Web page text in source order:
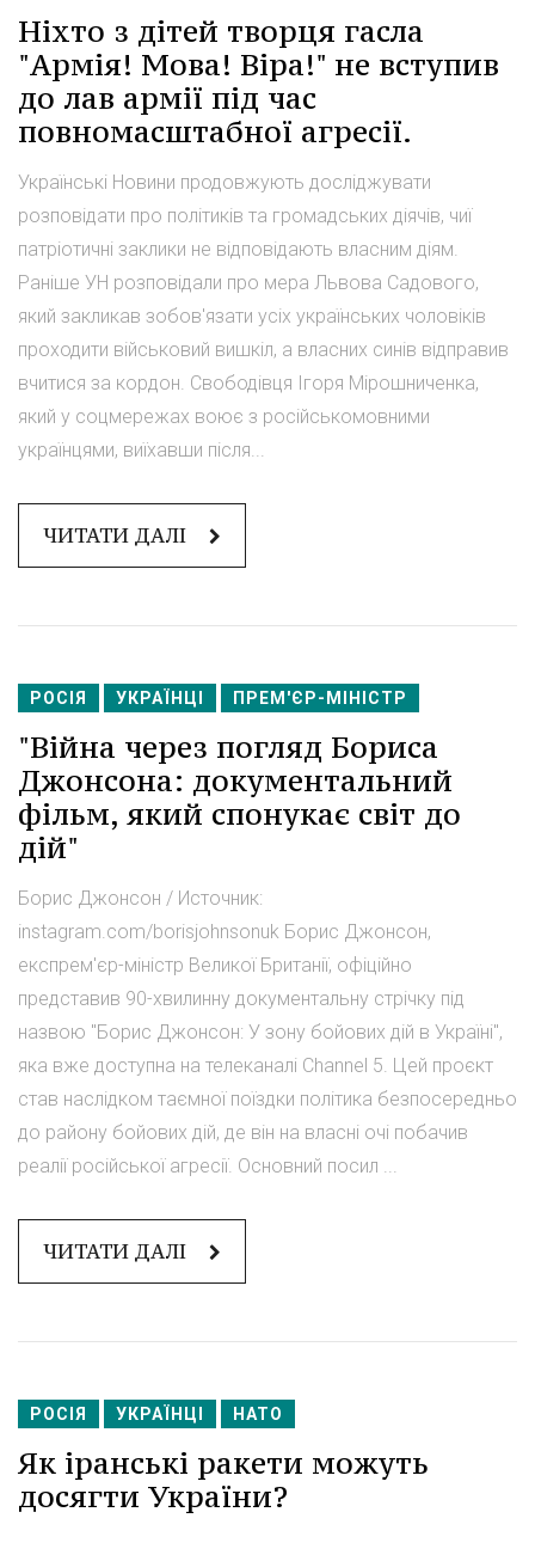
Ніхто з дітей творця гасла
"Армія! Мова! Віра!" не вступив
до лав армії під час
повномасштабної агресії.
Українські Новини продовжують досліджувати
розповідати про політиків та громадських діячів, чиї
патріотичні заклики не відповідають власним діям.
Раніше УН розповідали про мера Львова Садового,
який закликав зобов'язати усіх українських чоловіків
проходити військовий вишкіл, а власних синів відправив
вчитися за кордон. Свободівця Ігоря Мірошниченка,
який у соцмережах воює з російськомовними
українцями, виїхавши після...
ЧИТАТИ ДАЛІ
РОСІЯ УКРАЇНЦІ ПРЕМ'ЄР-МІНІСТР
"Війна через погляд Бориса
Джонсона: документальний
фільм, який спонукає світ до
дій"
Борис Джонсон / Источник:
instagram.com/borisjohnsonuk Борис Джонсон,
експрем'єр-міністр Великої Британії, офіційно
представив 90-хвилинну документальну стрічку під
назвою "Борис Джонсон: У зону бойових дій в Україні",
яка вже доступна на телеканалі Channel 5. Цей проєкт
став наслідком таємної поїздки політика безпосередньо
до району бойових дій, де він на власні очі побачив
реалії російської агресії. Основний посил ...
ЧИТАТИ ДАЛІ
РОСІЯ УКРАЇНЦІ НАТО
Як іранські ракети можуть
досягти України?